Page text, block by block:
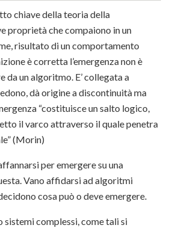
chiave della teoria della
proprietà che compaiono in un
risultato di un comportamento
è corretta l’emergenza non è
da un algoritmo. E’ collegata a
dà origine a discontinuità ma
“costituisce un salto logico,
il varco attraverso il quale penetra
(Morin)
per emergere su una
Vano affidarsi ad algoritmi
cosa può o deve emergere.
sistemi complessi, come tali si